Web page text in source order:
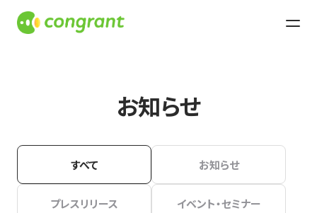
お知らせ
すべて お知らせ
プレスリリース イベント・セミナー